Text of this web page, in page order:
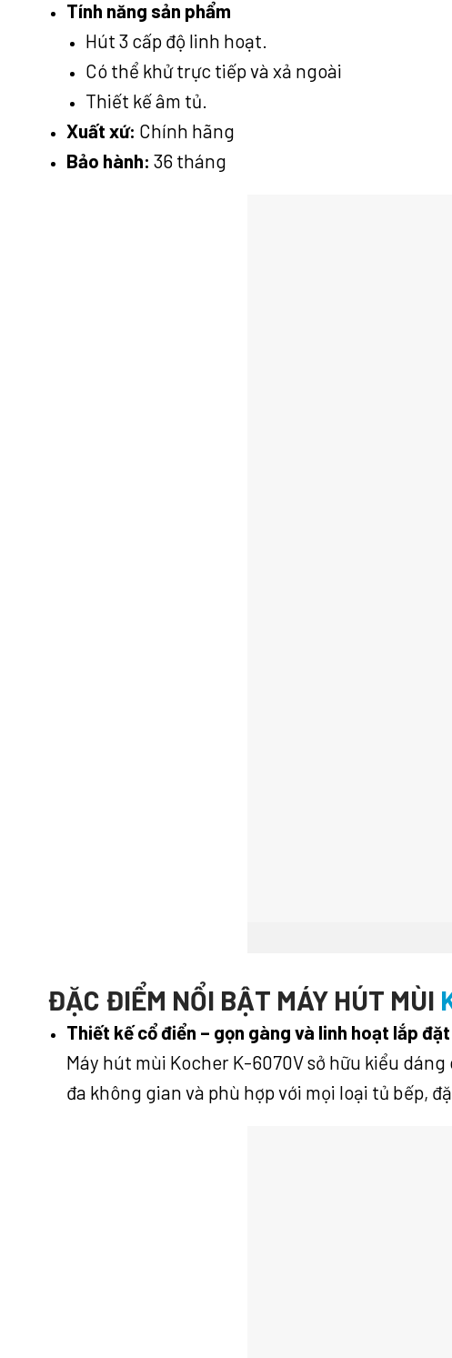
Tính năng sản phẩm
Hút 3 cấp độ linh hoạt.
Có thể khử trực tiếp và xả ngoài
Thiết kế âm tủ.
Xuất xứ: Chính hãng
Bảo hành: 36 tháng
ĐẶC ĐIỂM NỔI BẬT MÁY HÚT MÙI
Thiết kế cổ điển – gọn gàng và linh hoạt lắp đặt
Máy hút mùi Kocher K-6070V sở hữu kiểu
đa không gian và phù hợp với mọi loại tủ bếp,